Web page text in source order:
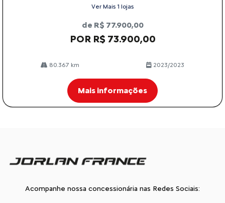
Ver Mais 1 lojas
de R$ 77.900,00
POR R$ 73.900,00
80.367 km 2023/2023
Mais informações
Acompanhe nossa concessionária nas Redes Sociais: